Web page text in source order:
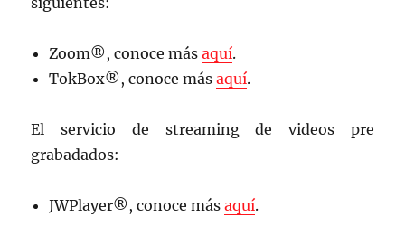
Zoom®, conoce másaquí.
TokBox®, conoce másaquí.
El servicio de streaming de videos pre
grabadados:
JWPlayer®, conoce másaquí.